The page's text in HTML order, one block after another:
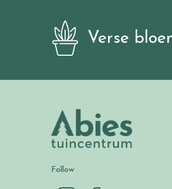
Verse
Follow